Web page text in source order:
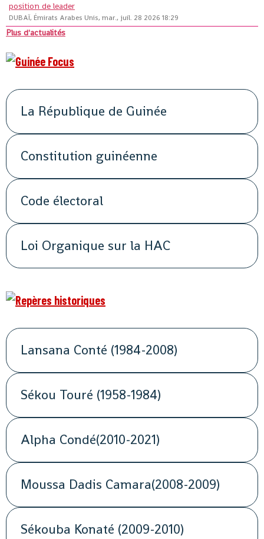
position de leader
DUBAÏ, Émirats Arabes Unis, mar., juil. 28 2026 18:29
Plus d'actualités
La République de Guinée
Constitution guinéenne
Code électoral
Loi Organique sur la HAC
Lansana Conté (1984-2008)
Sékou Touré (1958-1984)
Alpha Condé(2010-2021)
Moussa Dadis Camara(2008-2009)
Sékouba Konaté (2009-2010)